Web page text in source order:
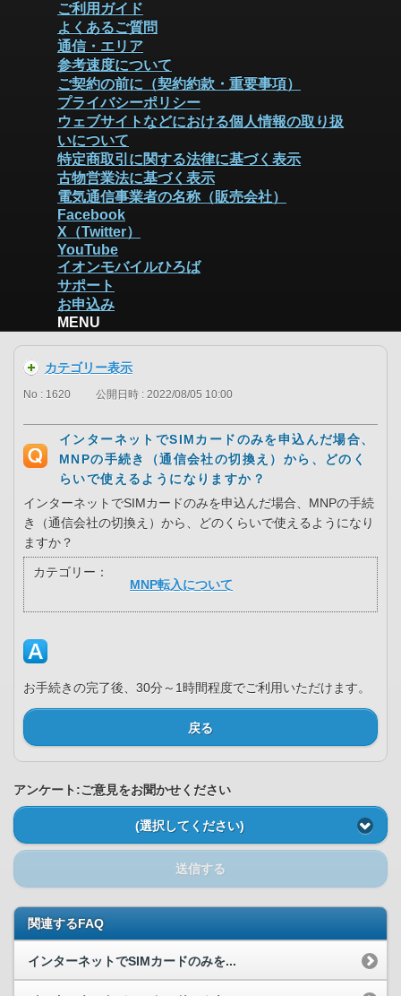
ご利用ガイド
よくあるご質問
通信・エリア
参考速度について
ご契約の前に（契約約款・重要事項）
プライバシーポリシー
ウェブサイトなどにおける個人情報の取り扱
いについて
特定商取引に関する法律に基づく表示
古物営業法に基づく表示
電気通信事業者の名称（販売会社）
Facebook
X（Twitter）
YouTube
イオンモバイルひろば
サポート
お申込み
MENU
カテゴリー表示
No : 1620 公開日時 : 2022/08/05 10:00
インターネットでSIMカードのみを申込んだ場合、
MNPの手続き（通信会社の切換え）から、どのく
らいで使えるようになりますか？
インターネットでSIMカードのみを申込んだ場合、MNPの手続
き（通信会社の切換え）から、どのくらいで使えるようになり
ますか？
カテゴリー：
MNP転入について
お手続きの完了後、30分～1時間程度でご利用いただけます。
戻る
アンケート:ご意見をお聞かせください
(選択してください)
送信する
関連するFAQ
インターネットでSIMカードのみを...